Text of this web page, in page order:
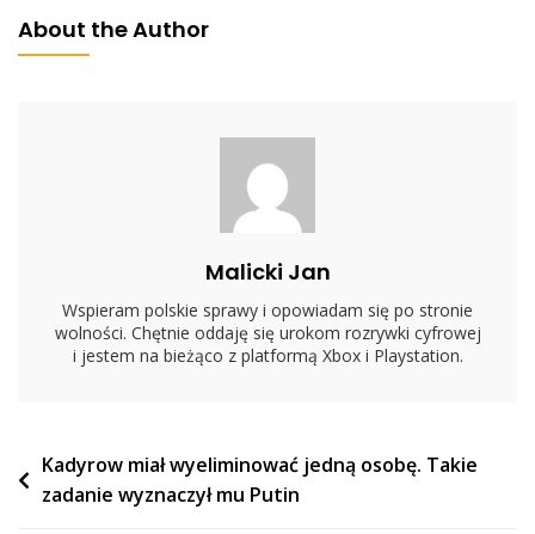
Wypowiedzi
About the Author
Malicki Jan
Wspieram polskie sprawy i opowiadam się po stronie
wolności. Chętnie oddaję się urokom rozrywki cyfrowej
i jestem na bieżąco z platformą Xbox i Playstation.
Nawigacja
wpisu
Kadyrow miał wyeliminować jedną osobę. Takie
zadanie wyznaczył mu Putin